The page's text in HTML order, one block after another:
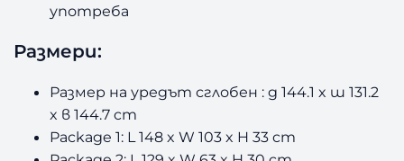
употреба
Размери:
Размер на уредът сглобен : д 144.1 x ш 131.2
x в 144.7 cm
Package 1: L 148 x W 103 x H 33 cm